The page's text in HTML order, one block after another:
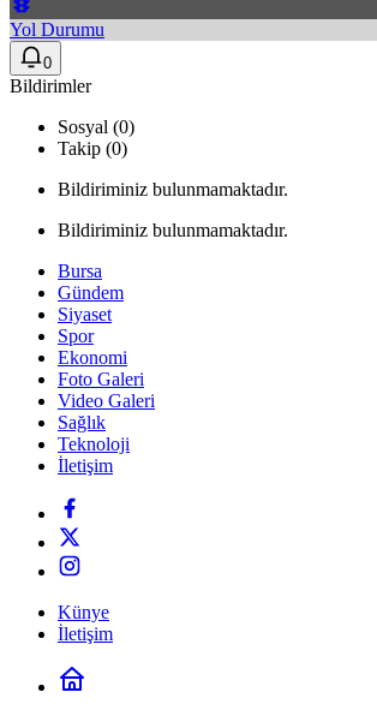
Yol Durumu
0
Bildirimler
Sosyal (0)
Takip (0)
Bildiriminiz bulunmamaktadır.
Bildiriminiz bulunmamaktadır.
Bursa
Gündem
Siyaset
Spor
Ekonomi
Foto Galeri
Video Galeri
Sağlık
Teknoloji
İletişim
Künye
İletişim